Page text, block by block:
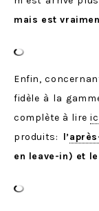
mais est
Enfin,
fidèle à la
complète à lire
produits: l’
en leave-in) et le